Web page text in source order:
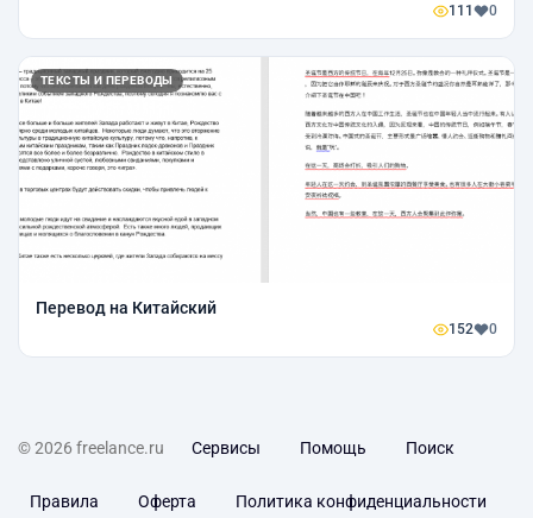
111 0
ТЕКСТЫ И ПЕРЕВОДЫ
Перевод на Китайский
152 0
© 2026 freelance.ru Сервисы Помощь Поиск
Правила Оферта Политика конфиденциальности